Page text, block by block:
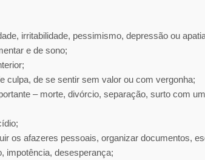
irritabilidade, pessimismo, depressão ou
e de sono;
culpa, de se sentir sem valor ou com vergonha;
– morte, divórcio, separação, surto com
os afazeres pessoais, organizar documentos,
impotência, desesperança;